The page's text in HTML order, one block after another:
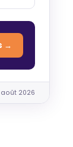
→
août 2026